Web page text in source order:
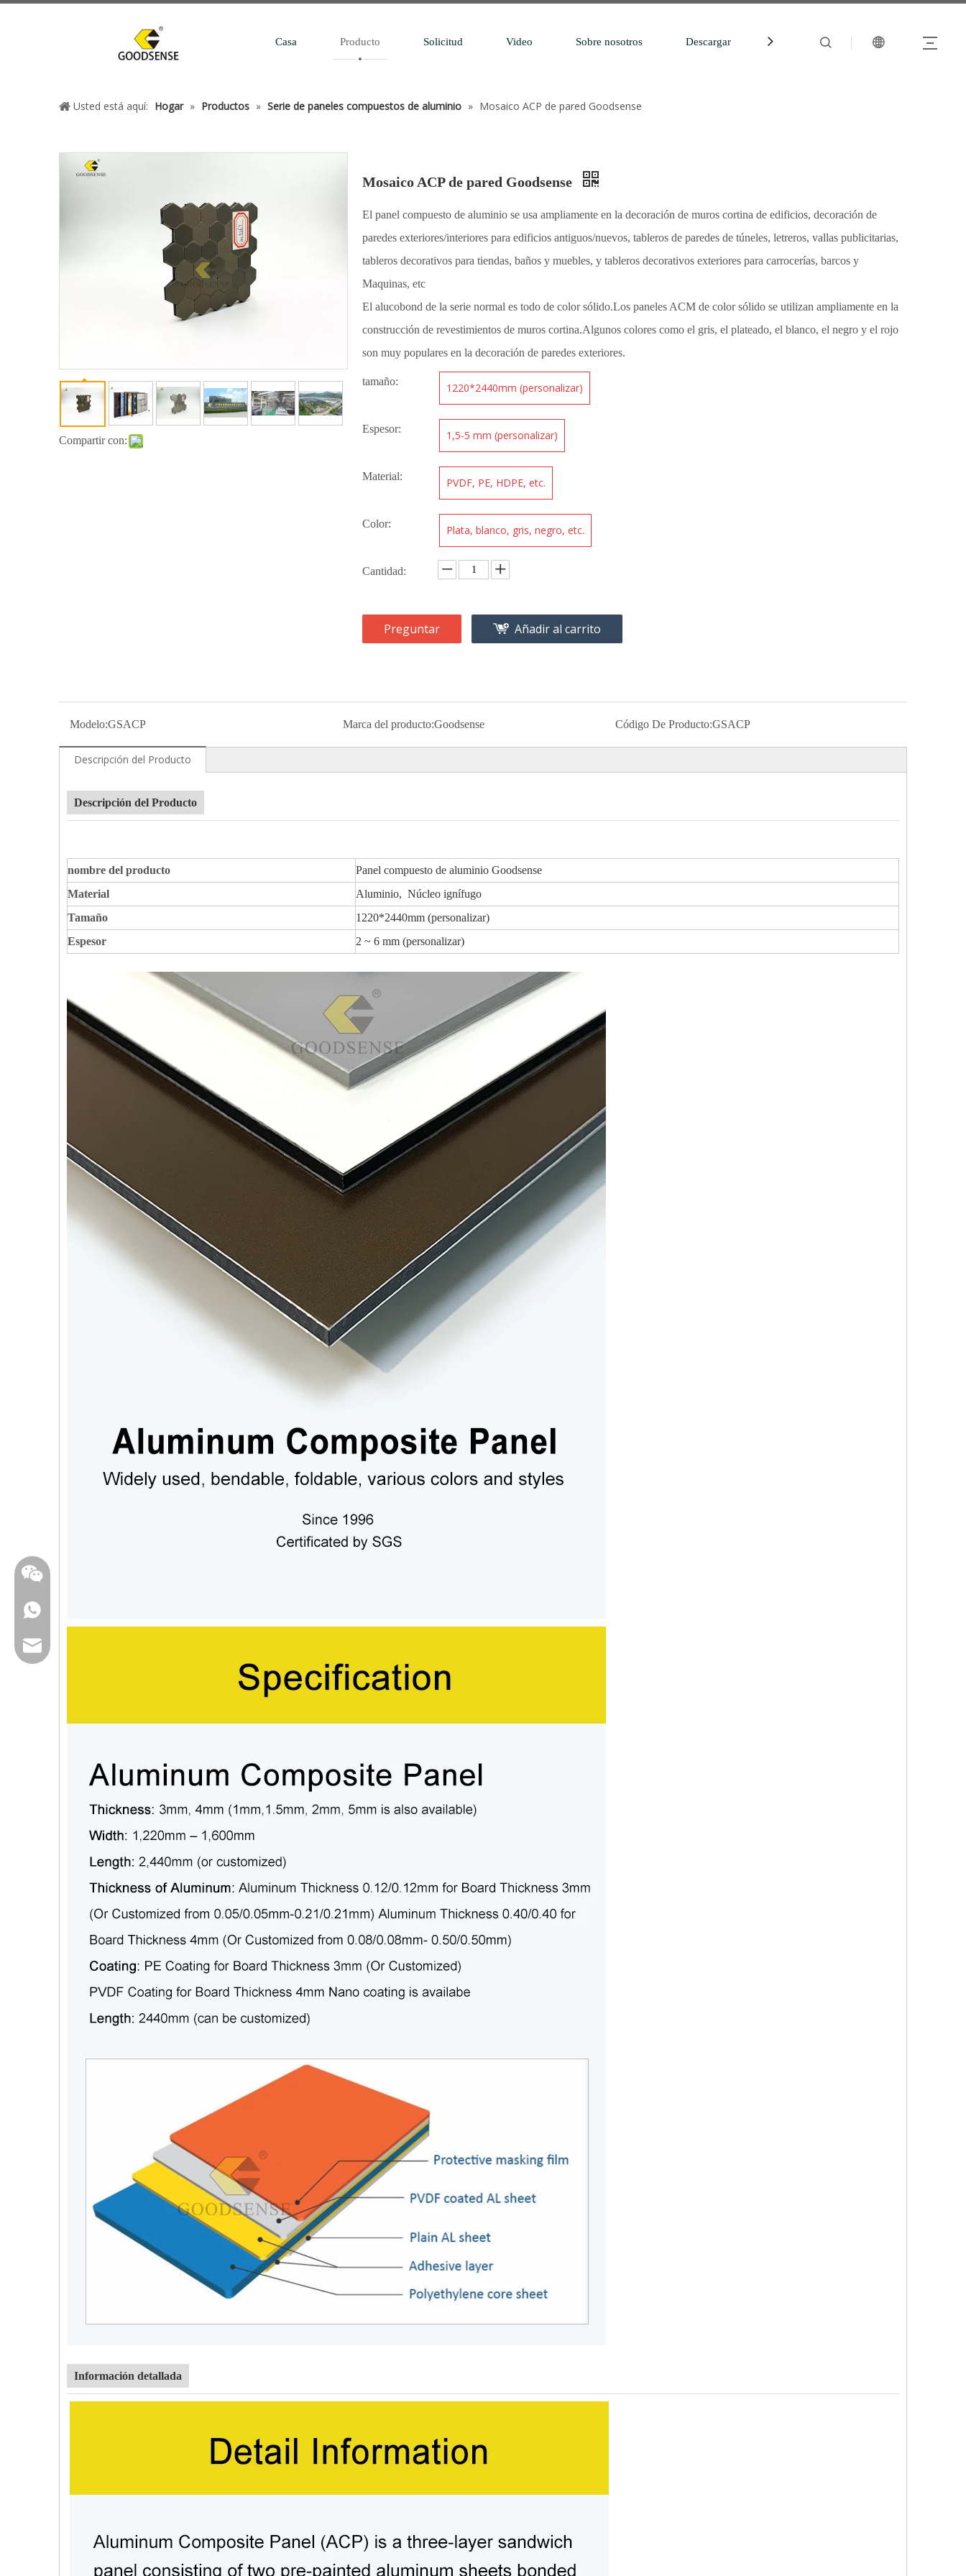
Casa Producto Solicitud Video Sobre nosotros Descargar
Usted está aquí: Hogar » Productos » Serie de paneles compuestos de aluminio » Mosaico ACP de pared Goodsense
Compartir con:
Mosaico ACP de pared Goodsense
El panel compuesto de aluminio se usa ampliamente en la decoración de muros cortina de edificios, decoración de
paredes exteriores/interiores para edificios antiguos/nuevos, tableros de paredes de túneles, letreros, vallas publicitarias,
tableros decorativos para tiendas, baños y muebles, y tableros decorativos exteriores para carrocerías, barcos y
Maquinas, etc
El alucobond de la serie normal es todo de color sólido.Los paneles ACM de color sólido se utilizan ampliamente en la
construcción de revestimientos de muros cortina.Algunos colores como el gris, el plateado, el blanco, el negro y el rojo
son muy populares en la decoración de paredes exteriores.
tamaño: 1220*2440mm (personalizar)
Espesor: 1,5-5 mm (personalizar)
Material: PVDF, PE, HDPE, etc.
Color: Plata, blanco, gris, negro, etc.
Cantidad:
Preguntar Añadir al carrito
Modelo:GSACP Marca del producto:Goodsense Código De Producto:GSACP
Descripción del Producto
Descripción del Producto
nombre del producto
Panel compuesto de aluminio Goodsense
Material
Aluminio, Núcleo ignífugo
Tamaño
1220*2440mm (personalizar)
Espesor
2 ~ 6 mm (personalizar)
Información detallada